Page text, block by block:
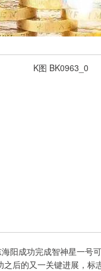
成功完成智神星一号
后的又一关键进展，